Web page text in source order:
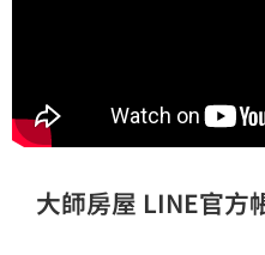
大師房屋 LINE官方